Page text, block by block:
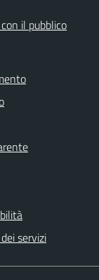
il pubblico
servizi